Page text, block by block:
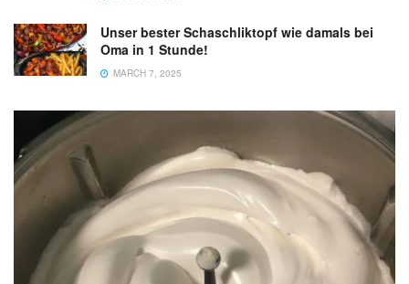
Unser bester Schaschliktopf wie damals bei
Oma in 1 Stunde!
MARCH 7, 2025